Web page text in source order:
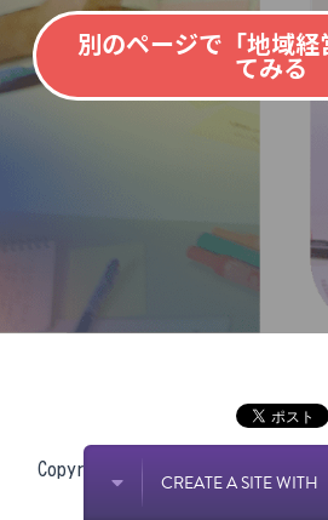
POWERED BY
別のページで「地域
てみる
Copyright © 2004-2024 早稲田
CREATE A SITE WITH